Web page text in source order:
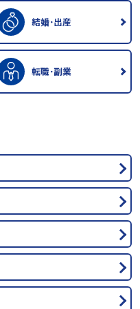
結婚･出産
転職･副業